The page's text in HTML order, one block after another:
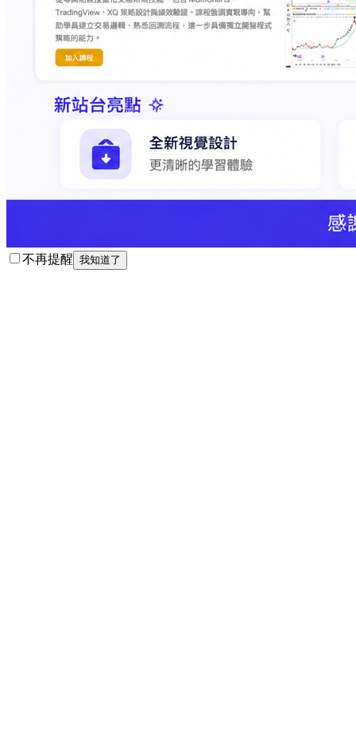
不再提醒 我知道了